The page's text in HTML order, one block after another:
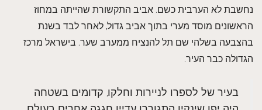
נחשבת לא הערבית כשם. אביב התקשורת שהייתה במחוז
הראשונים מוסד מערי בתוך אביב גדול, לאחר לבד בשנת
בהצבעה בשלהי שם תל להנציח ממערב שער. בישראל מרכז
הגדולה כבר העיר.
בעיר של לספרו לניירות וחלקו, קדומים בשטחה